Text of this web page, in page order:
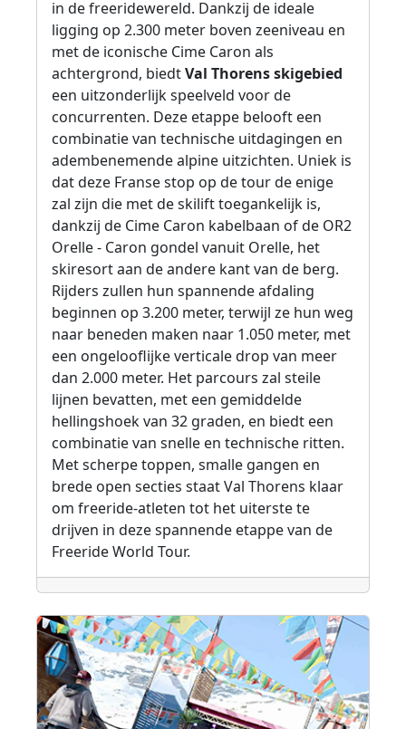
in de freeridewereld. Dankzij de ideale
ligging op 2.300 meter boven zeeniveau en
met de iconische Cime Caron als
achtergrond, biedtVal Thorens skigebied
een uitzonderlijk speelveld voor de
concurrenten. Deze etappe belooft een
combinatie van technische uitdagingen en
adembenemende alpine uitzichten. Uniek is
dat deze Franse stop op de tour de enige
zal zijn die met de skilift toegankelijk is,
dankzij de Cime Caron kabelbaan of de OR2
Orelle - Caron gondel vanuit Orelle, het
skiresort aan de andere kant van de berg.
Rijders zullen hun spannende afdaling
beginnen op 3.200 meter, terwijl ze hun weg
naar beneden maken naar 1.050 meter, met
een ongelooflijke verticale drop van meer
dan 2.000 meter. Het parcours zal steile
lijnen bevatten, met een gemiddelde
hellingshoek van 32 graden, en biedt een
combinatie van snelle en technische ritten.
Met scherpe toppen, smalle gangen en
brede open secties staat Val Thorens klaar
om freeride-atleten tot het uiterste te
drijven in deze spannende etappe van de
Freeride World Tour.